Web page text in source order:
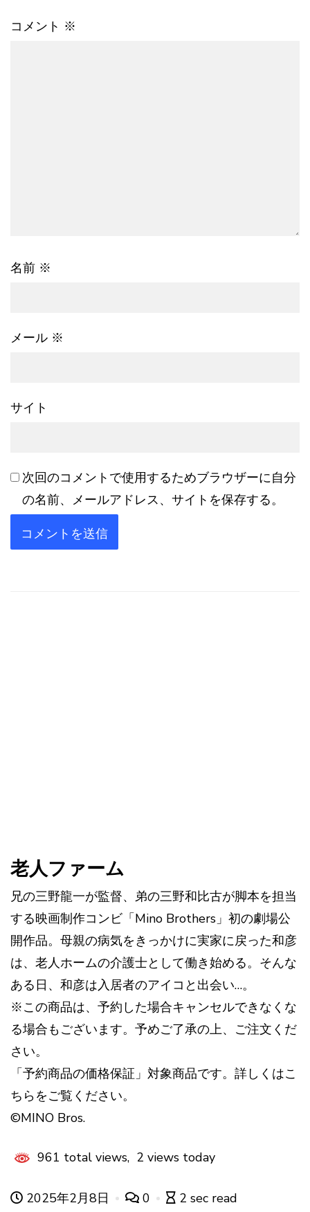
コメント ※
名前 ※
メール ※
サイト
次回のコメントで使用するためブラウザーに自分
の名前、メールアドレス、サイトを保存する。
老人ファーム
兄の三野龍一が監督、弟の三野和比古が脚本を担当
する映画制作コンビ「Mino Brothers」初の劇場公
開作品。母親の病気をきっかけに実家に戻った和彦
は、老人ホームの介護士として働き始める。そんな
ある日、和彦は入居者のアイコと出会い…。
※この商品は、予約した場合キャンセルできなくな
る場合もございます。予めご了承の上、ご注文くだ
さい。
「予約商品の価格保証」対象商品です。詳しくはこ
ちらをご覧ください。
©MINO Bros.
961 total views, 2 views today
2025年2月8日 0 2 sec read